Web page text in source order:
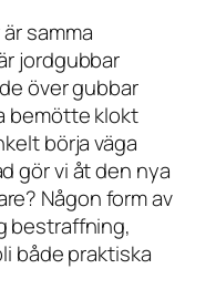
samma
jordgubbar
över gubbar
bemötte klokt
börja väga
gör vi åt den nya
Någon form av
bestraffning,
både praktiska